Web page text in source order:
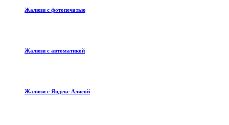
Жалюзи с фотопечатью
Жалюзи с автоматикой
Жалюзи с Яндекс Алисой